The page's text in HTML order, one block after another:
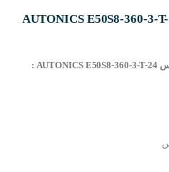
انکودر ۳۶۰ پالس آتونیکس AUTONICS E50S8-360-3-T-